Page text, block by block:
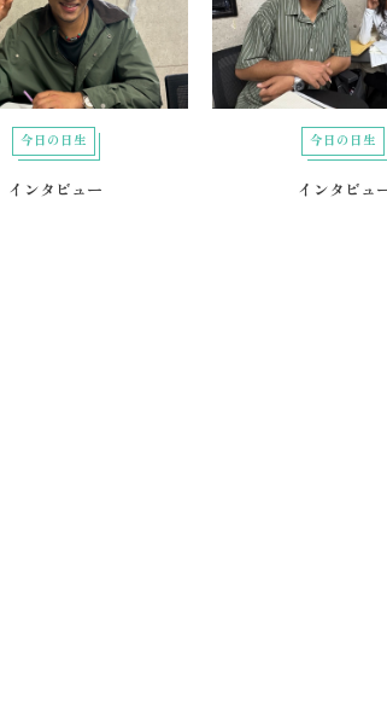
今日の日生
インタビュー
今日の日生
インタビュ